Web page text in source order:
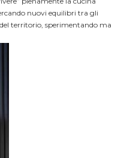
nuovi equilibri tra gli
territorio, sperimentando ma